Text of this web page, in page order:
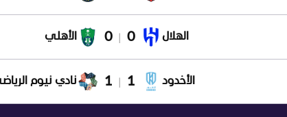
الهلال 0
0 الأهلي
الأخدود 1
1 نادي نيوم